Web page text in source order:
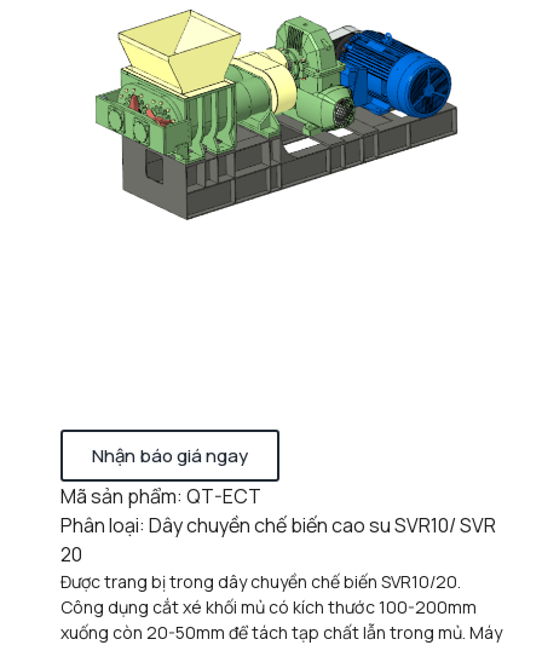
Nhận báo giá ngay
Mã sản phẩm: QT-ECT
Phân loại: Dây chuyền chế biến cao su SVR10/ SVR
20
Được trang bị trong dây chuyền chế biến SVR10/20.
Công dụng cắt xé khối mủ có kích thước 100-200mm
xuống còn 20-50mm để tách tạp chất lẫn trong mủ. Máy